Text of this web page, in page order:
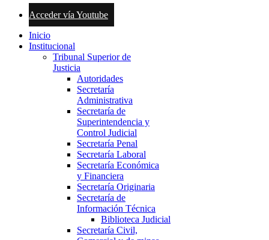
Acceder vía Youtube
Inicio
Institucional
Tribunal Superior de
Justicia
Autoridades
Secretaría
Administrativa
Secretaría de
Superintendencia y
Control Judicial
Secretaría Penal
Secretaría Laboral
Secretaría Económica
y Financiera
Secretaría Originaria
Secretaría de
Información Técnica
Biblioteca Judicial
Secretaría Civil,